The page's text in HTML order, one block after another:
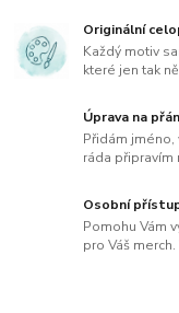
Originální
Každý motiv
které jen tak
Úprava na
Přidám
ráda připravím
Osobní
Pomohu Vám
pro Váš